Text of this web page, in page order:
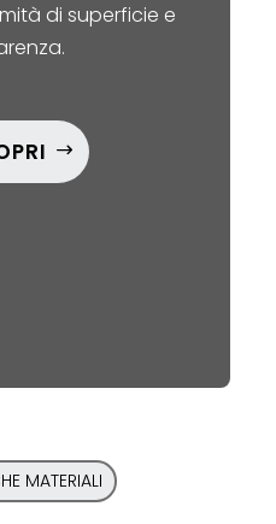
di superficie e
MATERIALI